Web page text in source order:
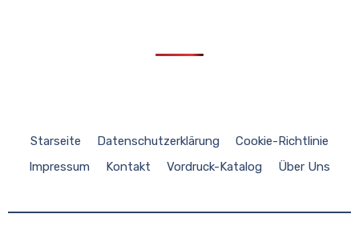
Starseite Datenschutzerklärung
Cookie-Richtlinie
Impressum
Kontakt Vordruck-Katalog Über Uns